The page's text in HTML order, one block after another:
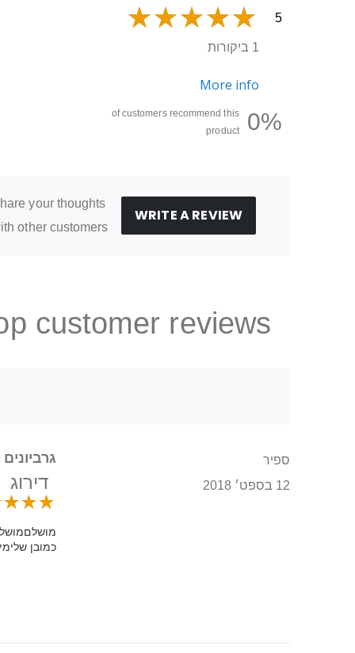
5
1 ביקורות
More info
0%
of customers recommend this
product
WRITE A REVIEW
your thoughts
other customers
customer reviews
ספיר
12 בספט׳ 2018
דירוג
כמובן